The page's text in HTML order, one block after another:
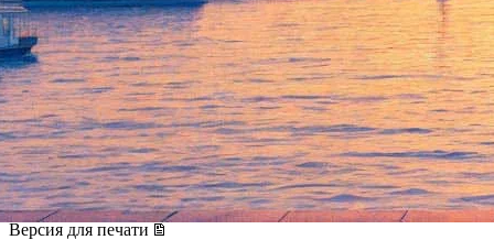
Петербуржцам расскажут,
как быть Бэнкси в городе-
музее
29 июня 2019, суббота
Версия для печати